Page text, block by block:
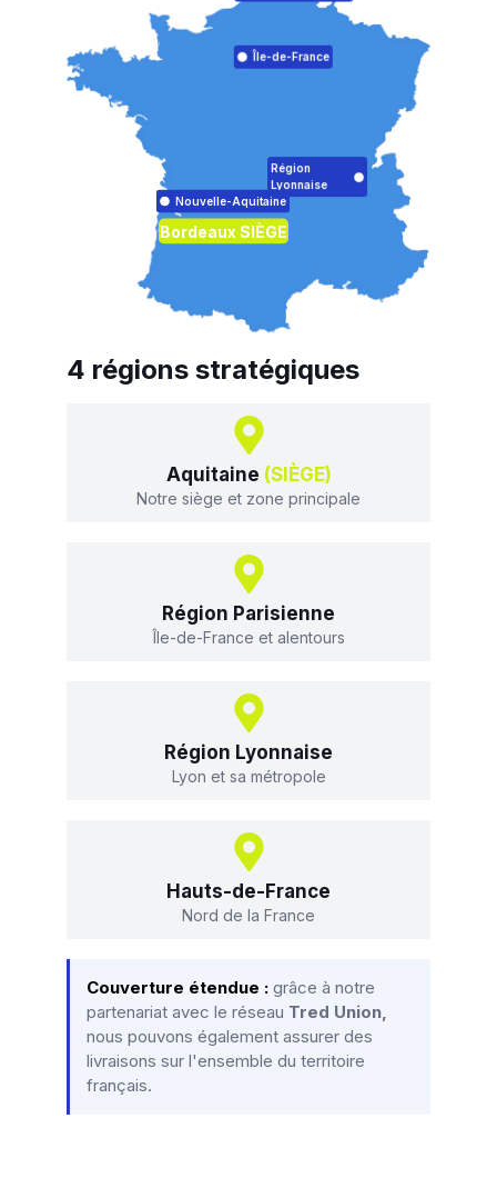
Île-de-France
Région
Lyonnaise
Nouvelle-Aquitaine
Bordeaux SIÈGE
4 régions stratégiques
Aquitaine (SIÈGE)
Notre siège et zone principale
Région Parisienne
Île-de-France et alentours
Région Lyonnaise
Lyon et sa métropole
Hauts-de-France
Nord de la France
Couverture étendue : grâce à notre
partenariat avec le réseau Tred Union,
nous pouvons également assurer des
livraisons sur l'ensemble du territoire
français.